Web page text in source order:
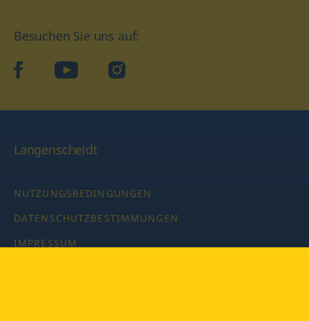
Besuchen Sie uns auf:
facebookYouTube Instagram
Langenscheidt
NUTZUNGSBEDINGUNGEN
DATENSCHUTZBESTIMMUNGEN
IMPRESSUM